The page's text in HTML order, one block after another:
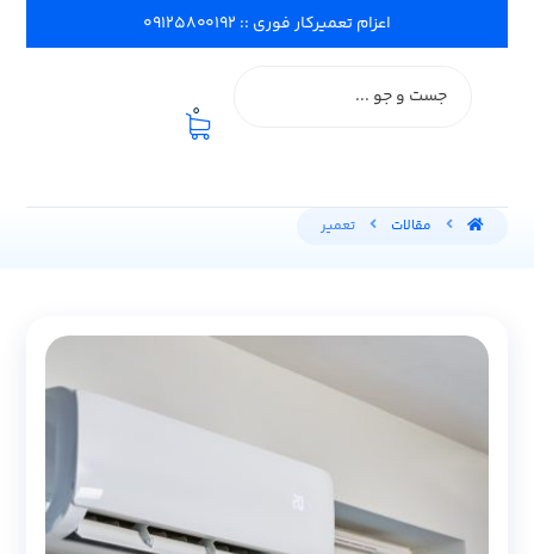
اعزام تعمیرکار فوری :: ۰۹۱۲۵۸۰۰۱۹۲
0
مقالات تعمیر